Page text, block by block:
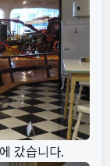
갔습니다.